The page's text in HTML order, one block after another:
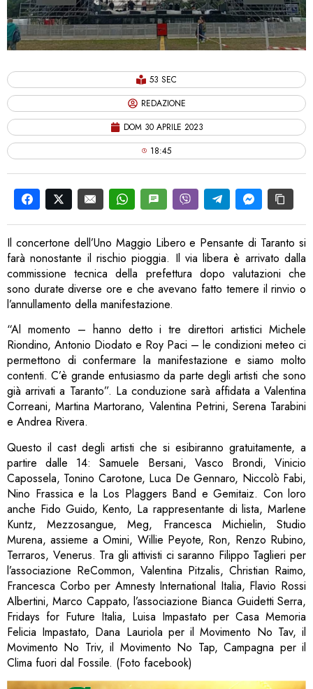
53 SEC
REDAZIONE
DOM 30 APRILE 2023
18:45
Il concertone dell’Uno Maggio Libero e Pensante di Taranto si
farà nonostante il rischio pioggia. Il via libera è arrivato dalla
commissione tecnica della prefettura dopo valutazioni che
sono durate diverse ore e che avevano fatto temere il rinvio o
l’annullamento della manifestazione.
“Al momento – hanno detto i tre direttori artistici Michele
Riondino, Antonio Diodato e Roy Paci – le condizioni meteo ci
permettono di confermare la manifestazione e siamo molto
contenti. C’è grande entusiasmo da parte degli artisti che sono
già arrivati a Taranto”. La conduzione sarà affidata a Valentina
Correani, Martina Martorano, Valentina Petrini, Serena Tarabini
e Andrea Rivera.
Questo il cast degli artisti che si esibiranno gratuitamente, a
partire dalle 14: Samuele Bersani, Vasco Brondi, Vinicio
Capossela, Tonino Carotone, Luca De Gennaro, Niccolò Fabi,
Nino Frassica e la Los Plaggers Band e Gemitaiz. Con loro
anche Fido Guido, Kento, La rappresentante di lista, Marlene
Kuntz, Mezzosangue, Meg, Francesca Michielin, Studio
Murena, assieme a Omini, Willie Peyote, Ron, Renzo Rubino,
Terraros, Venerus. Tra gli attivisti ci saranno Filippo Taglieri per
l’associazione ReCommon, Valentina Pitzalis, Christian Raimo,
Francesca Corbo per Amnesty International Italia, Flavio Rossi
Albertini, Marco Cappato, l’associazione Bianca Guidetti Serra,
Fridays for Future Italia, Luisa Impastato per Casa Memoria
Felicia Impastato, Dana Lauriola per il Movimento No Tav, il
Movimento No Triv, il Movimento No Tap, Campagna per il
Clima fuori dal Fossile. (Foto facebook)